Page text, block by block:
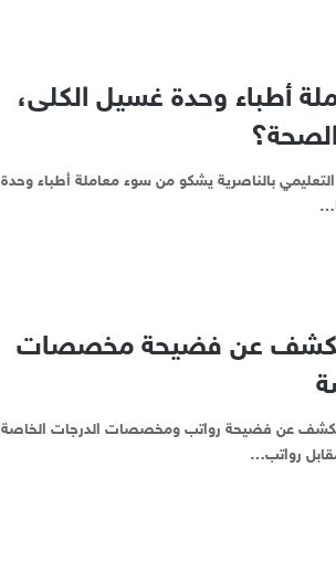
أطباء وحدة غسيل الكلى،
بالناصرية يشكو من سوء معاملة أطباء وحدة
يكشف عن فضيحة مخصصات
يكشف عن فضيحة رواتب ومخصصات الدرجات الخاصة